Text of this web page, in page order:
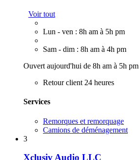
Voir tout
Lun - ven : 8h am à 5h pm
Sam - dim : 8h am à 4h pm
Ouvert aujourd'hui de 8h am à 5h pm
Retour client 24 heures
Services
Remorques et remorquage
Camions de déménagement
3
Xclusiv Audio LLC